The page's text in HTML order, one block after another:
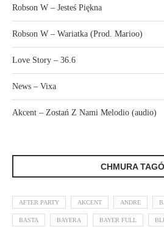
Robson W – Jesteś Piękna
Robson W – Wariatka (Prod. Marioo)
Love Story – 36.6
News – Vixa
Akcent – Zostań Z Nami Melodio (audio)
CHMURA
AFTER PARTY AKCENT ANDRE
BASTA BAYERA BAYER FULL